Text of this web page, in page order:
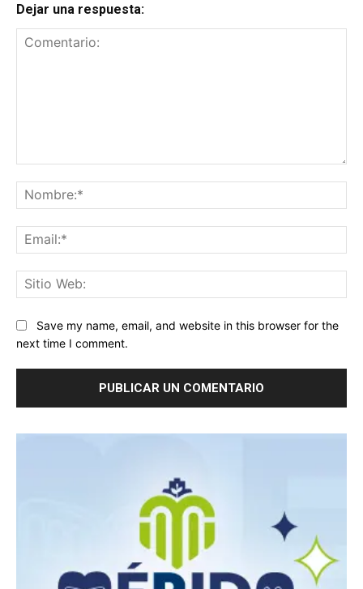
Dejar una respuesta:
Save my name, email, and website in this browser for the
next time I comment.